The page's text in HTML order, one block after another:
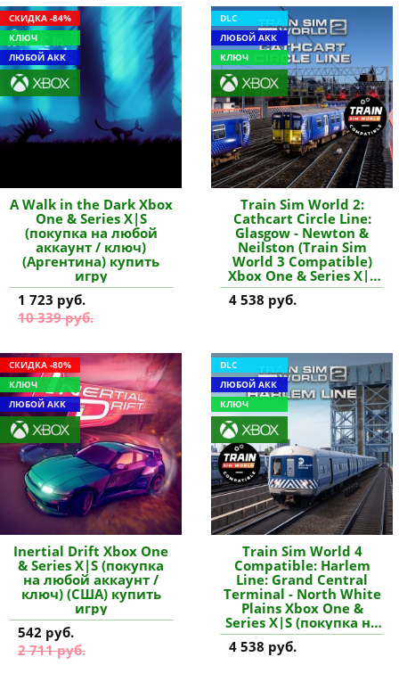
СКИДКА -84%
КЛЮЧ
ЛЮБОЙ АКК
A Walk in the Dark Xbox
One & Series X|S
(покупка на любой
аккаунт / ключ)
(Аргентина) купить
игру
1 723 руб.
10 339 руб.
DLC
ЛЮБОЙ АКК
КЛЮЧ
Train Sim World 2:
Cathcart Circle Line:
Glasgow - Newton &
Neilston (Train Sim
World 3 Compatible)
Xbox One & Series X|S
(покупка на любой
аккаунт / ключ) (США)
4 538 руб.
СКИДКА -80%
КЛЮЧ
ЛЮБОЙ АКК
Inertial Drift Xbox One
& Series X|S (покупка
на любой аккаунт /
ключ) (США) купить
игру
542 руб.
2 711 руб.
DLC
ЛЮБОЙ АКК
КЛЮЧ
Train Sim World 4
Compatible: Harlem
Line: Grand Central
Terminal - North White
Plains Xbox One &
Series X|S (покупка на
любой аккаунт / ключ)
(США) купить
4 538 руб.